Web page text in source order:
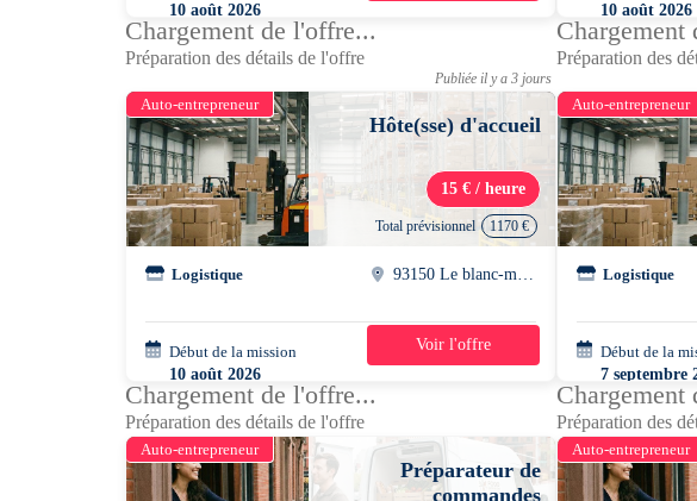
10 août 2026
08h00 - 17h00
10 août 2026
08h00 -
Chargement de l'offre...
Préparation des détails de l'offre
Publiée il y a 3 jours
Auto-entrepreneur
Hôte(sse) d'accueil
15 € / heure
Total prévisionnel 1170 €
Logistique
Début de la mission
10 août 2026
08h00 - 17h00
2 semaines
Voir l'offre
Chargement
Préparation des
Auto-entrepreneur
Logistique
Début de la
7 septembre
04h00 -
Chargement de l'offre...
Préparation des détails de l'offre
Auto-entrepreneur
Préparateur de
commandes
Chargement
Préparation des
Auto-entrepreneur